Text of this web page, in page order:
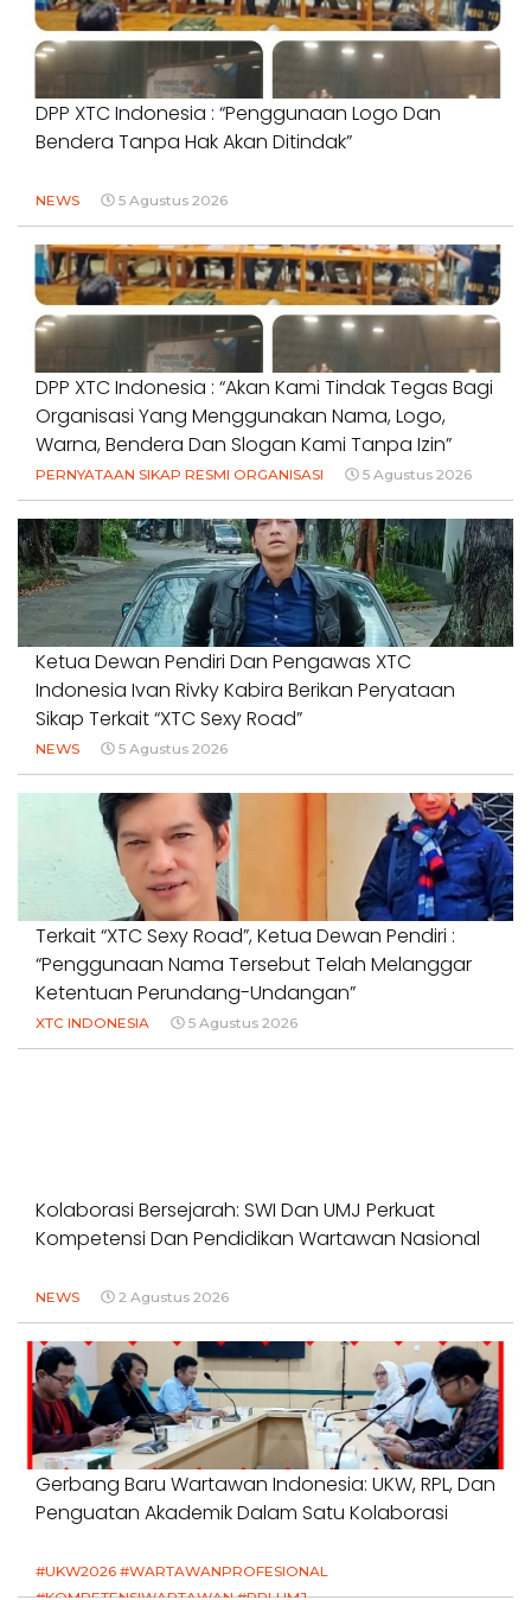
DPP XTC Indonesia : “Penggunaan Logo Dan
Bendera Tanpa Hak Akan Ditindak”
NEWS 5 Agustus 2026
DPP XTC Indonesia : “Akan Kami Tindak Tegas Bagi
Organisasi Yang Menggunakan Nama, Logo,
Warna, Bendera Dan Slogan Kami Tanpa Izin”
PERNYATAAN SIKAP RESMI ORGANISASI 5 Agustus 2026
Ketua Dewan Pendiri Dan Pengawas XTC
Indonesia Ivan Rivky Kabira Berikan Peryataan
Sikap Terkait “XTC Sexy Road”
NEWS 5 Agustus 2026
Terkait “XTC Sexy Road”, Ketua Dewan Pendiri :
“Penggunaan Nama Tersebut Telah Melanggar
Ketentuan Perundang-Undangan”
XTC INDONESIA 5 Agustus 2026
Kolaborasi Bersejarah: SWI Dan UMJ Perkuat
Kompetensi Dan Pendidikan Wartawan Nasional
NEWS 2 Agustus 2026
Gerbang Baru Wartawan Indonesia: UKW, RPL, Dan
Penguatan Akademik Dalam Satu Kolaborasi
#UKW2026 #WARTAWANPROFESIONAL